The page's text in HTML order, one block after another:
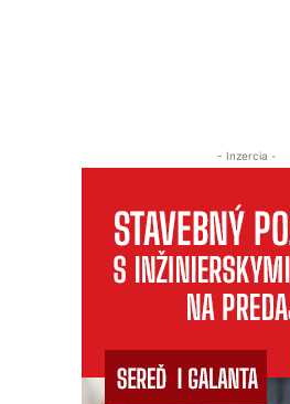
- Inzercia -